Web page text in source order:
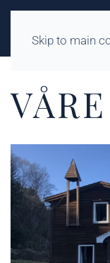
Skip to main
På hovedhytta